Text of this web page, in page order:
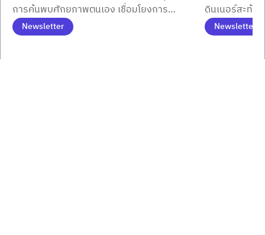
การค้นพบศักยภาพตนเอง เชื่อมโยงการ
เรียนรู้กับประสบการณ์จริงเพื่อก้าวสู่ตลาด
แรงงานยุคใหม่
Newsletter
ดินเนอร์สะท้อ
ปฏิบัติจริงพร้อ
เงินระดับสากล
Newsletter